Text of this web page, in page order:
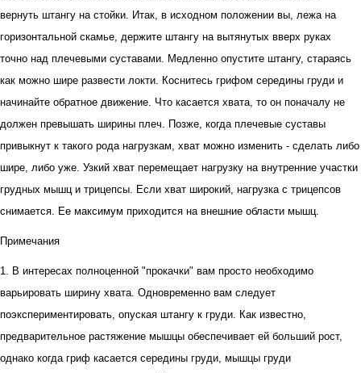
вернуть штангу на стойки. Итак, в исходном положении вы, лежа на
горизонтальной скамье, держите штангу на вытянутых вверх руках
точно над плечевыми суставами. Медленно опустите штангу, стараясь
как можно шире развести локти. Коснитесь грифом середины груди и
начинайте обратное движение. Что касается хвата, то он поначалу не
должен превышать ширины плеч. Позже, когда плечевые суставы
привыкнут к такого рода нагрузкам, хват можно изменить - сделать либо
шире, либо уже. Узкий хват перемещает нагрузку на внутренние участки
грудных мышц и трицепсы. Если хват широкий, нагрузка с трицепсов
снимается. Ее максимум приходится на внешние области мышц.
Примечания
1. В интересах полноценной "прокачки" вам просто необходимо
варьировать ширину хвата. Одновременно вам следует
поэкспериментировать, опуская штангу к груди. Как известно,
предварительное растяжение мышцы обеспечивает ей больший рост,
однако когда гриф касается середины груди, мышцы груди